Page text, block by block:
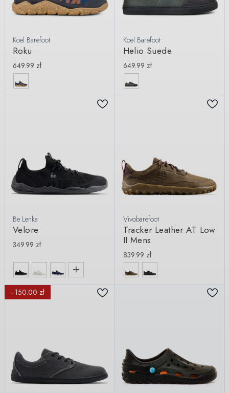
Koel Barefoot
Roku
649.99 zł
Koel Barefoot
Helio Suede
649.99 zł
Be Lenka
Velore
349.99 zł
Vivobarefoot
Tracker Leather AT Low
II Mens
839.99 zł
- 150.00 zł